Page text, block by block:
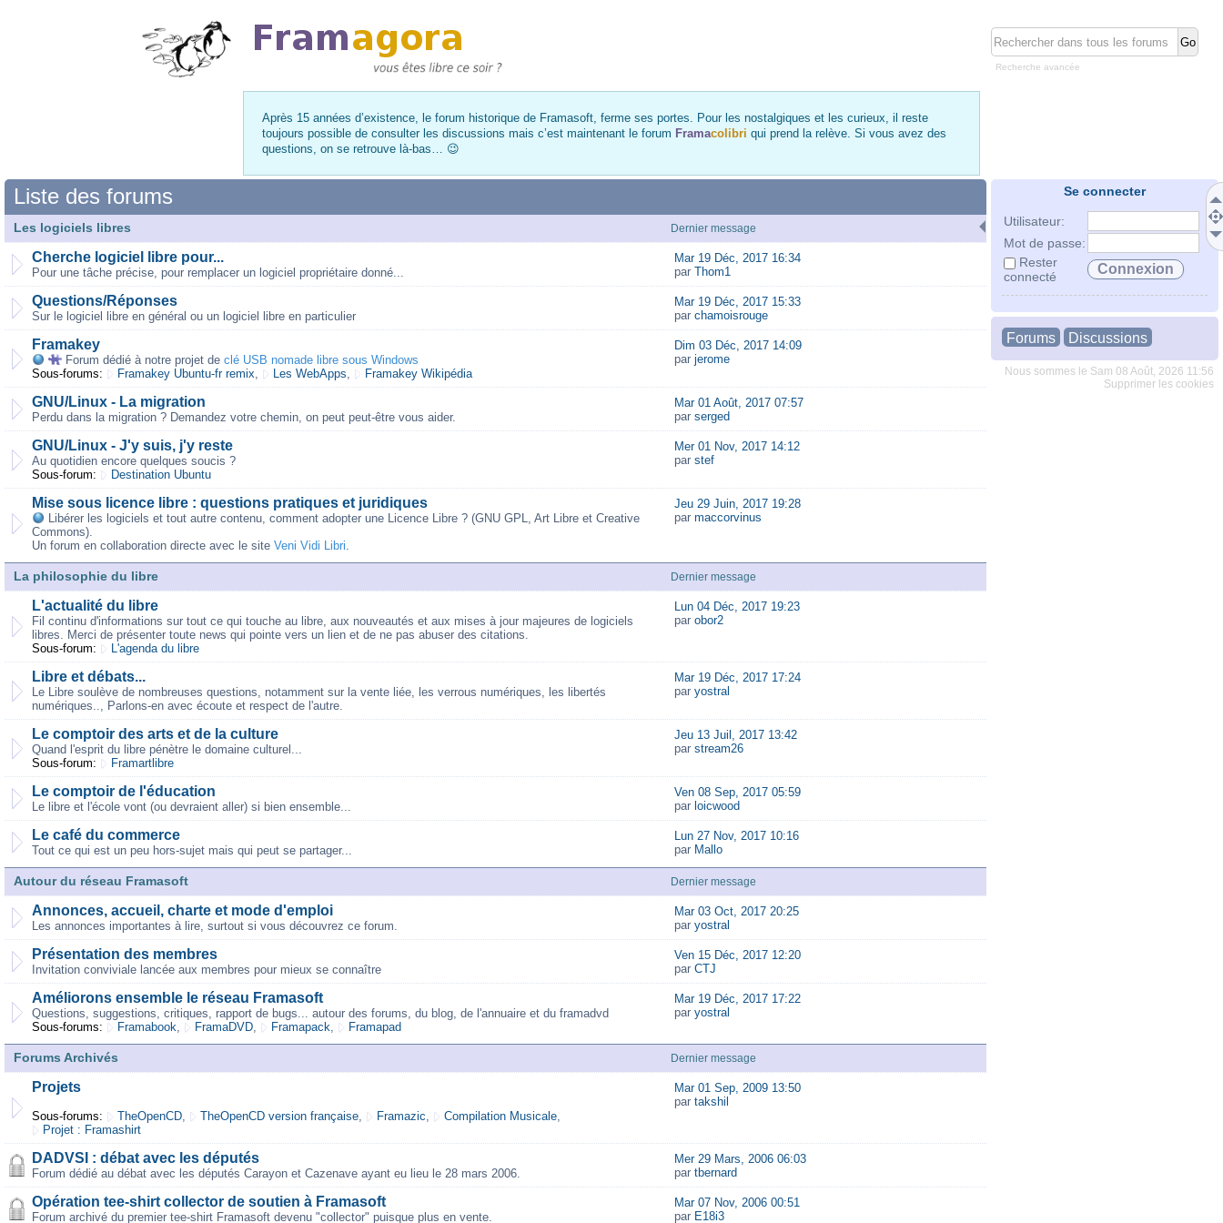
Recherche avancée
Après 15 années d’existence, le forum historique de Framasoft, ferme ses portes. Pour les nostalgiques et les curieux, il reste
toujours possible de consulter les discussions mais c’est maintenant le forum Framacolibri qui prend la relève. Si vous avez des
questions, on se retrouve là-bas… 😉
Se connecter
Utilisateur:
Mot de passe:
Rester
connecté
Forums Discussions
Nous sommes le Sam 08 Août, 2026 11:56
Supprimer les cookies
Liste des forums
Les logiciels libres Dernier message
Cherche logiciel libre pour...
Pour une tâche précise, pour remplacer un logiciel propriétaire donné...
Mar 19 Déc, 2017 16:34
par Thom1
Questions/Réponses
Sur le logiciel libre en général ou un logiciel libre en particulier
Mar 19 Déc, 2017 15:33
par chamoisrouge
Framakey
Forum dédié à notre projet de clé USB nomade libre sous Windows
Sous-forums:
Framakey Ubuntu-fr remix, Les WebApps, Framakey Wikipédia
Dim 03 Déc, 2017 14:09
par jerome
GNU/Linux - La migration
Perdu dans la migration ? Demandez votre chemin, on peut peut-être vous aider.
Mar 01 Août, 2017 07:57
par serged
GNU/Linux - J'y suis, j'y reste
Au quotidien encore quelques soucis ?
Sous-forum:
Destination Ubuntu
Mer 01 Nov, 2017 14:12
par stef
Mise sous licence libre : questions pratiques et juridiques
Libérer les logiciels et tout autre contenu, comment adopter une Licence Libre ? (GNU GPL, Art Libre et Creative
Commons).
Un forum en collaboration directe avec le site Veni Vidi Libri.
Jeu 29 Juin, 2017 19:28
par maccorvinus
La philosophie du libre Dernier message
L'actualité du libre
Fil continu d'informations sur tout ce qui touche au libre, aux nouveautés et aux mises à jour majeures de logiciels
libres. Merci de présenter toute news qui pointe vers un lien et de ne pas abuser des citations.
Sous-forum:
L'agenda du libre
Lun 04 Déc, 2017 19:23
par obor2
Libre et débats...
Le Libre soulève de nombreuses questions, notamment sur la vente liée, les verrous numériques, les libertés
numériques.., Parlons-en avec écoute et respect de l'autre.
Mar 19 Déc, 2017 17:24
par yostral
Le comptoir des arts et de la culture
Quand l'esprit du libre pénètre le domaine culturel...
Sous-forum:
Framartlibre
Jeu 13 Juil, 2017 13:42
par stream26
Le comptoir de l'éducation
Le libre et l'école vont (ou devraient aller) si bien ensemble...
Ven 08 Sep, 2017 05:59
par loicwood
Le café du commerce
Tout ce qui est un peu hors-sujet mais qui peut se partager...
Lun 27 Nov, 2017 10:16
par Mallo
Autour du réseau Framasoft Dernier message
Annonces, accueil, charte et mode d'emploi
Les annonces importantes à lire, surtout si vous découvrez ce forum.
Mar 03 Oct, 2017 20:25
par yostral
Présentation des membres
Invitation conviviale lancée aux membres pour mieux se connaître
Ven 15 Déc, 2017 12:20
par CTJ
Améliorons ensemble le réseau Framasoft
Questions, suggestions, critiques, rapport de bugs... autour des forums, du blog, de l'annuaire et du framadvd
Sous-forums:
Framabook, FramaDVD, Framapack, Framapad
Mar 19 Déc, 2017 17:22
par yostral
Forums Archivés Dernier message
Projets
Sous-forums: TheOpenCD, TheOpenCD version française, Framazic, Compilation Musicale,
Projet : Framashirt
Mar 01 Sep, 2009 13:50
par takshil
DADVSI : débat avec les députés
Forum dédié au débat avec les députés Carayon et Cazenave ayant eu lieu le 28 mars 2006.
Mer 29 Mars, 2006 06:03
par tbernard
Opération tee-shirt collector de soutien à Framasoft
Forum archivé du premier tee-shirt Framasoft devenu "collector" puisque plus en vente.
Mar 07 Nov, 2006 00:51
par E18i3